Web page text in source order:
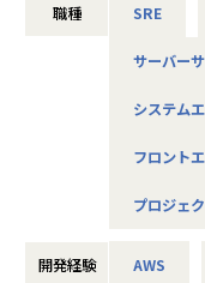
のある環境で業務を遂
これまで少しずつ開発
ジニア数の増加に伴い
担っていただける方の
を担っていただける方
職種 SRE
サーバー
システム
フロント
プロジェ
開発経験 AWS